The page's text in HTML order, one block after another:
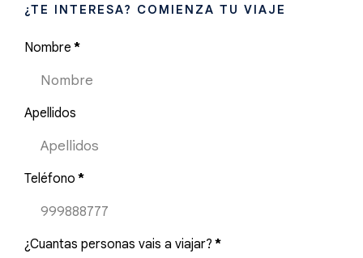
¿TE INTERESA? COMIENZA TU VIAJE
Nombre *
Apellidos
Teléfono *
¿Cuantas personas vais a viajar? *